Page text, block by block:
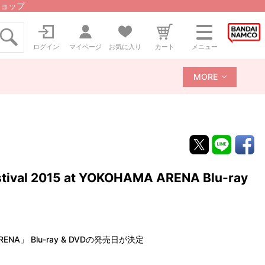
ップ
ログイン マイページ お気に入り カート メニュー
MORE
2015 at YOKOHAMA ARENA Blu-ray
」 Blu-ray & DVDの発売日が決定